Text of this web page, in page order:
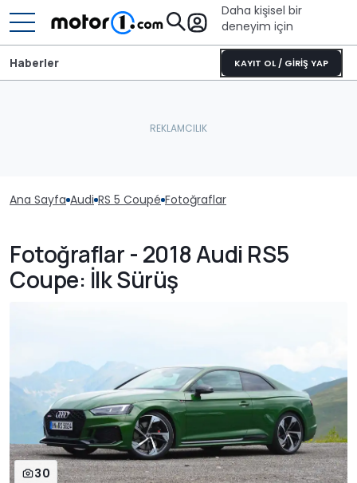
Daha kişisel bir
deneyim için
KAYIT OL / GİRİŞ YAP
Haberler
Ana Sayfa Audi RS 5 Coupé Fotoğraflar
Fotoğraflar - 2018 Audi RS5
Coupe: İlk Sürüş
30